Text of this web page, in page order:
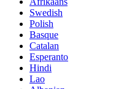
Swedish
Polish
Basque
Catalan
Esperanto
Hindi
Lao